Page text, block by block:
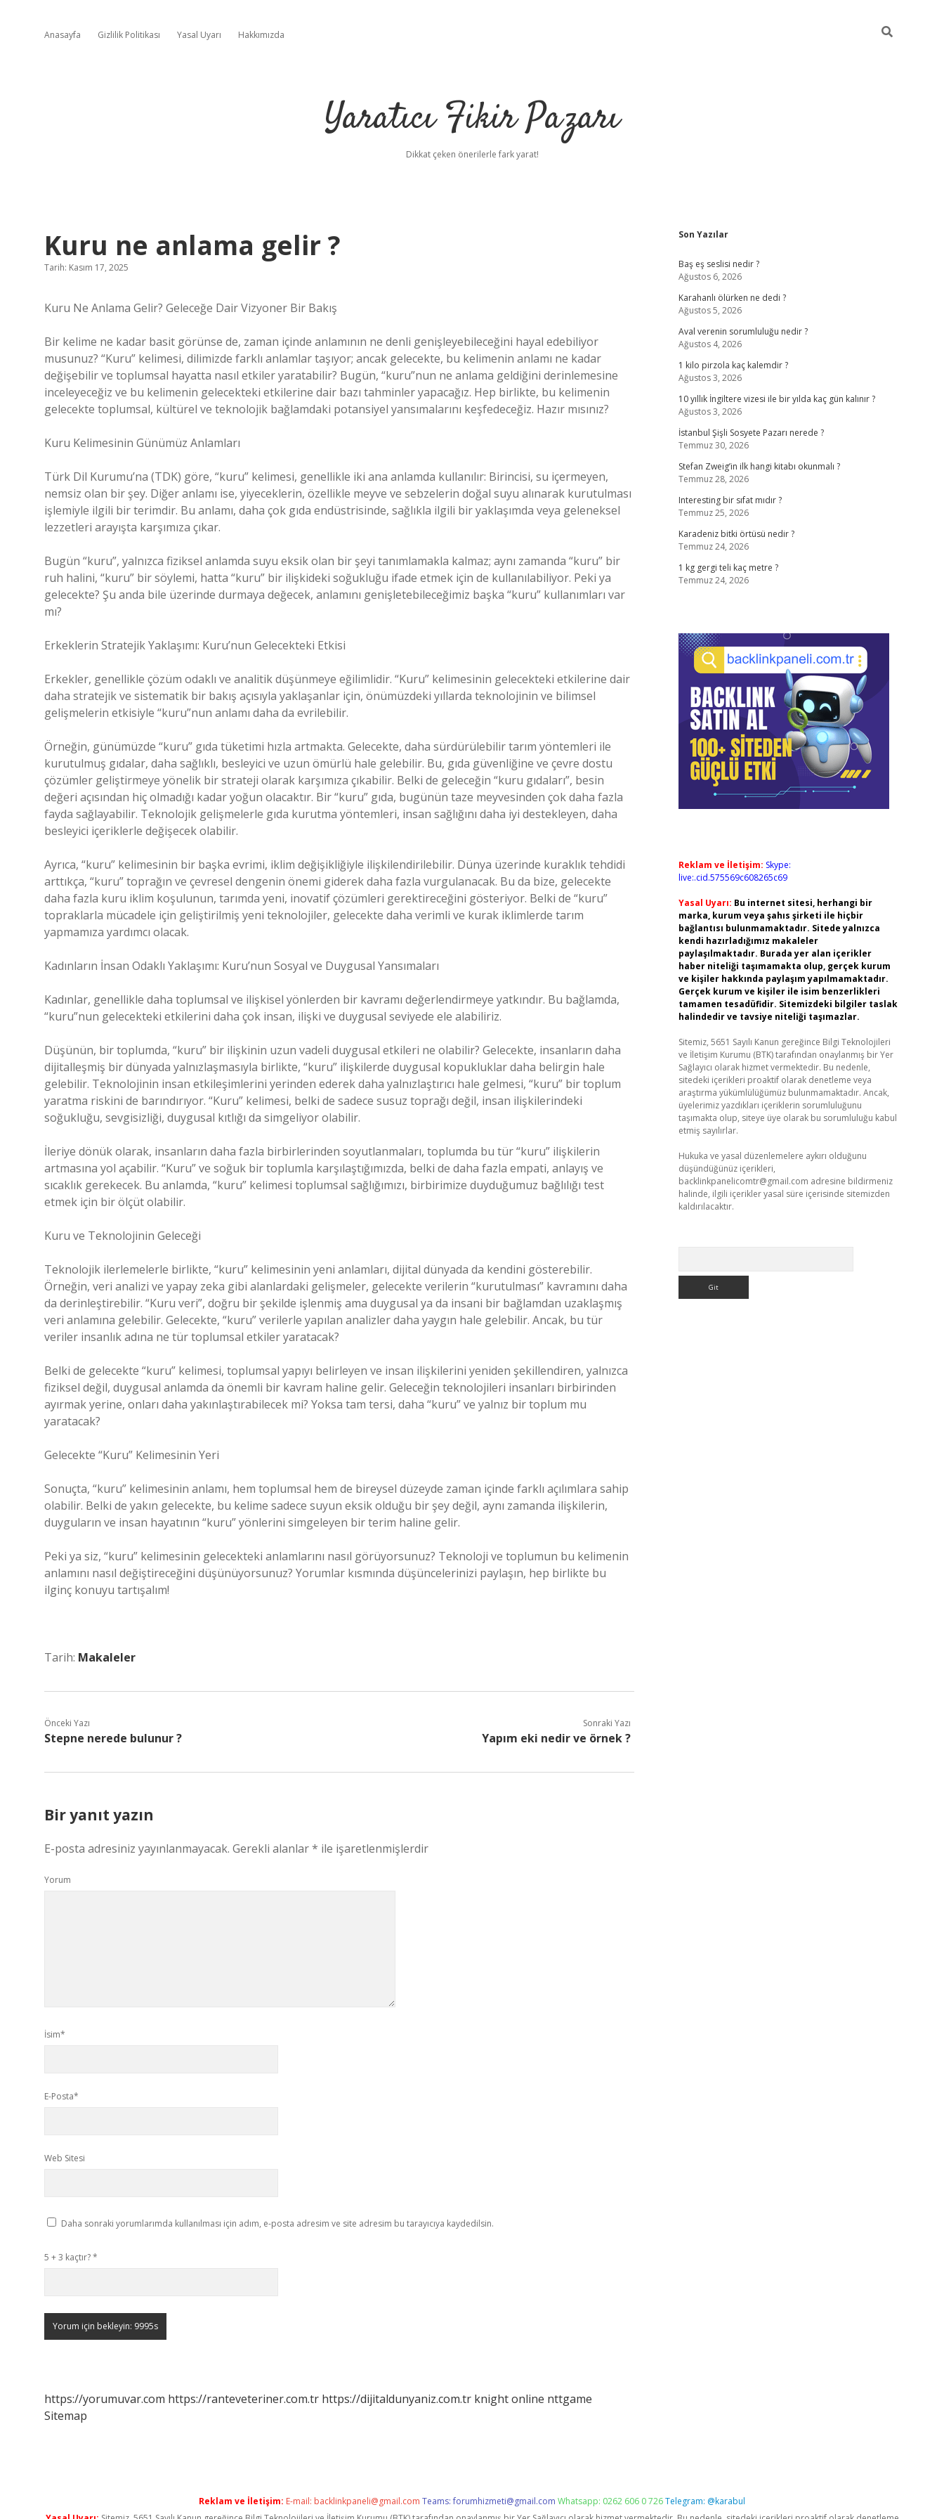
Anasayfa Gizlilik Politikası Yasal Uyarı Hakkımızda
Yaratıcı Fikir Pazarı
Dikkat çeken önerilerle fark yarat!
Kuru ne anlama gelir ?
Tarih: Kasım 17, 2025
Kuru Ne Anlama Gelir? Geleceğe Dair Vizyoner Bir Bakış
Bir kelime ne kadar basit görünse de, zaman içinde anlamının ne denli genişleyebileceğini hayal edebiliyor
musunuz? “Kuru” kelimesi, dilimizde farklı anlamlar taşıyor; ancak gelecekte, bu kelimenin anlamı ne kadar
değişebilir ve toplumsal hayatta nasıl etkiler yaratabilir? Bugün, “kuru”nun ne anlama geldiğini derinlemesine
inceleyeceğiz ve bu kelimenin gelecekteki etkilerine dair bazı tahminler yapacağız. Hep birlikte, bu kelimenin
gelecekte toplumsal, kültürel ve teknolojik bağlamdaki potansiyel yansımalarını keşfedeceğiz. Hazır mısınız?
Kuru Kelimesinin Günümüz Anlamları
Türk Dil Kurumu’na (TDK) göre, “kuru” kelimesi, genellikle iki ana anlamda kullanılır: Birincisi, su içermeyen,
nemsiz olan bir şey. Diğer anlamı ise, yiyeceklerin, özellikle meyve ve sebzelerin doğal suyu alınarak kurutulması
işlemiyle ilgili bir terimdir. Bu anlamı, daha çok gıda endüstrisinde, sağlıkla ilgili bir yaklaşımda veya geleneksel
lezzetleri arayışta karşımıza çıkar.
Bugün “kuru”, yalnızca fiziksel anlamda suyu eksik olan bir şeyi tanımlamakla kalmaz; aynı zamanda “kuru” bir
ruh halini, “kuru” bir söylemi, hatta “kuru” bir ilişkideki soğukluğu ifade etmek için de kullanılabiliyor. Peki ya
gelecekte? Şu anda bile üzerinde durmaya değecek, anlamını genişletebileceğimiz başka “kuru” kullanımları var
mı?
Erkeklerin Stratejik Yaklaşımı: Kuru’nun Gelecekteki Etkisi
Erkekler, genellikle çözüm odaklı ve analitik düşünmeye eğilimlidir. “Kuru” kelimesinin gelecekteki etkilerine dair
daha stratejik ve sistematik bir bakış açısıyla yaklaşanlar için, önümüzdeki yıllarda teknolojinin ve bilimsel
gelişmelerin etkisiyle “kuru”nun anlamı daha da evrilebilir.
Örneğin, günümüzde “kuru” gıda tüketimi hızla artmakta. Gelecekte, daha sürdürülebilir tarım yöntemleri ile
kurutulmuş gıdalar, daha sağlıklı, besleyici ve uzun ömürlü hale gelebilir. Bu, gıda güvenliğine ve çevre dostu
çözümler geliştirmeye yönelik bir strateji olarak karşımıza çıkabilir. Belki de geleceğin “kuru gıdaları”, besin
değeri açısından hiç olmadığı kadar yoğun olacaktır. Bir “kuru” gıda, bugünün taze meyvesinden çok daha fazla
fayda sağlayabilir. Teknolojik gelişmelerle gıda kurutma yöntemleri, insan sağlığını daha iyi destekleyen, daha
besleyici içeriklerle değişecek olabilir.
Ayrıca, “kuru” kelimesinin bir başka evrimi, iklim değişikliğiyle ilişkilendirilebilir. Dünya üzerinde kuraklık tehdidi
arttıkça, “kuru” toprağın ve çevresel dengenin önemi giderek daha fazla vurgulanacak. Bu da bize, gelecekte
daha fazla kuru iklim koşulunun, tarımda yeni, inovatif çözümleri gerektireceğini gösteriyor. Belki de “kuru”
topraklarla mücadele için geliştirilmiş yeni teknolojiler, gelecekte daha verimli ve kurak iklimlerde tarım
yapmamıza yardımcı olacak.
Kadınların İnsan Odaklı Yaklaşımı: Kuru’nun Sosyal ve Duygusal Yansımaları
Kadınlar, genellikle daha toplumsal ve ilişkisel yönlerden bir kavramı değerlendirmeye yatkındır. Bu bağlamda,
“kuru”nun gelecekteki etkilerini daha çok insan, ilişki ve duygusal seviyede ele alabiliriz.
Düşünün, bir toplumda, “kuru” bir ilişkinin uzun vadeli duygusal etkileri ne olabilir? Gelecekte, insanların daha
dijitalleşmiş bir dünyada yalnızlaşmasıyla birlikte, “kuru” ilişkilerde duygusal kopukluklar daha belirgin hale
gelebilir. Teknolojinin insan etkileşimlerini yerinden ederek daha yalnızlaştırıcı hale gelmesi, “kuru” bir toplum
yaratma riskini de barındırıyor. “Kuru” kelimesi, belki de sadece susuz toprağı değil, insan ilişkilerindeki
soğukluğu, sevgisizliği, duygusal kıtlığı da simgeliyor olabilir.
İleriye dönük olarak, insanların daha fazla birbirlerinden soyutlanmaları, toplumda bu tür “kuru” ilişkilerin
artmasına yol açabilir. “Kuru” ve soğuk bir toplumla karşılaştığımızda, belki de daha fazla empati, anlayış ve
sıcaklık gerekecek. Bu anlamda, “kuru” kelimesi toplumsal sağlığımızı, birbirimize duyduğumuz bağlılığı test
etmek için bir ölçüt olabilir.
Kuru ve Teknolojinin Geleceği
Teknolojik ilerlemelerle birlikte, “kuru” kelimesinin yeni anlamları, dijital dünyada da kendini gösterebilir.
Örneğin, veri analizi ve yapay zeka gibi alanlardaki gelişmeler, gelecekte verilerin “kurutulması” kavramını daha
da derinleştirebilir. “Kuru veri”, doğru bir şekilde işlenmiş ama duygusal ya da insani bir bağlamdan uzaklaşmış
veri anlamına gelebilir. Gelecekte, “kuru” verilerle yapılan analizler daha yaygın hale gelebilir. Ancak, bu tür
veriler insanlık adına ne tür toplumsal etkiler yaratacak?
Belki de gelecekte “kuru” kelimesi, toplumsal yapıyı belirleyen ve insan ilişkilerini yeniden şekillendiren, yalnızca
fiziksel değil, duygusal anlamda da önemli bir kavram haline gelir. Geleceğin teknolojileri insanları birbirinden
ayırmak yerine, onları daha yakınlaştırabilecek mi? Yoksa tam tersi, daha “kuru” ve yalnız bir toplum mu
yaratacak?
Gelecekte “Kuru” Kelimesinin Yeri
Sonuçta, “kuru” kelimesinin anlamı, hem toplumsal hem de bireysel düzeyde zaman içinde farklı açılımlara sahip
olabilir. Belki de yakın gelecekte, bu kelime sadece suyun eksik olduğu bir şey değil, aynı zamanda ilişkilerin,
duyguların ve insan hayatının “kuru” yönlerini simgeleyen bir terim haline gelir.
Peki ya siz, “kuru” kelimesinin gelecekteki anlamlarını nasıl görüyorsunuz? Teknoloji ve toplumun bu kelimenin
anlamını nasıl değiştireceğini düşünüyorsunuz? Yorumlar kısmında düşüncelerinizi paylaşın, hep birlikte bu
ilginç konuyu tartışalım!
Tarih: Makaleler
Önceki Yazı
Stepne nerede bulunur ?
Sonraki Yazı
Yapım eki nedir ve örnek ?
Bir yanıt yazın
E-posta adresiniz yayınlanmayacak. Gerekli alanlar* ile işaretlenmişlerdir
Yorum
İsim*
E-Posta*
Web Sitesi
Daha sonraki yorumlarımda kullanılması için adım, e-posta adresim ve site adresim bu tarayıcıya kaydedilsin.
5 + 3 kaçtır?*
https://yorumuvar.com https://ranteveteriner.com.tr https://dijitaldunyaniz.com.tr knight online nttgame
Sitemap
Sidebar
Son Yazılar
Baş eş seslisi nedir ?
Ağustos 6, 2026
Karahanlı ölürken ne dedi ?
Ağustos 5, 2026
Aval verenin sorumluluğu nedir ?
Ağustos 4, 2026
1 kilo pirzola kaç kalemdir ?
Ağustos 3, 2026
10 yıllık İngiltere vizesi ile bir yılda kaç gün kalınır ?
Ağustos 3, 2026
İstanbul Şişli Sosyete Pazarı nerede ?
Temmuz 30, 2026
Stefan Zweig’in ilk hangi kitabı okunmalı ?
Temmuz 28, 2026
Interesting bir sıfat mıdır ?
Temmuz 25, 2026
Karadeniz bitki örtüsü nedir ?
Temmuz 24, 2026
1 kg gergi teli kaç metre ?
Temmuz 24, 2026
Reklam ve İletişim: Skype:
live:.cid.575569c608265c69
Yasal Uyarı: Bu internet sitesi, herhangi bir
marka, kurum veya şahıs şirketi ile hiçbir
bağlantısı bulunmamaktadır. Sitede yalnızca
kendi hazırladığımız makaleler
paylaşılmaktadır. Burada yer alan içerikler
haber niteliği taşımamakta olup, gerçek kurum
ve kişiler hakkında paylaşım yapılmamaktadır.
Gerçek kurum ve kişiler ile isim benzerlikleri
tamamen tesadüfidir. Sitemizdeki bilgiler taslak
halindedir ve tavsiye niteliği taşımazlar.
Sitemiz, 5651 Sayılı Kanun gereğince Bilgi Teknolojileri
ve İletişim Kurumu (BTK) tarafından onaylanmış bir Yer
Sağlayıcı olarak hizmet vermektedir. Bu nedenle,
sitedeki içerikleri proaktif olarak denetleme veya
araştırma yükümlülüğümüz bulunmamaktadır. Ancak,
üyelerimiz yazdıkları içeriklerin sorumluluğunu
taşımakta olup, siteye üye olarak bu sorumluluğu kabul
etmiş sayılırlar.
Hukuka ve yasal düzenlemelere aykırı olduğunu
düşündüğünüz içerikleri,
backlinkpanelicomtr@gmail.com adresine bildirmeniz
halinde, ilgili içerikler yasal süre içerisinde sitemizden
kaldırılacaktır.
Reklam ve İletişim: E-mail: backlinkpaneli@gmail.com Teams:forumhizmeti@gmail.com Whatsapp: 0262 606 0 726Telegram: @karabul